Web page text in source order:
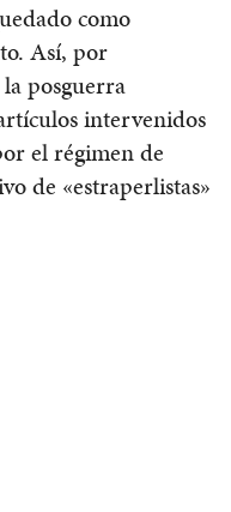
como
Así, por
posguerra
intervenidos
el régimen de
de «estraperlistas»